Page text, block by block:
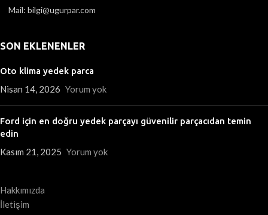
Mail: bilgi@ugurpar.com
SON EKLENENLER
Oto klima yedek parca
Nisan 14, 2026 Yorum yok
Ford için en doğru yedek parçayı güvenilir parçacıdan temin
edin
Kasım 21, 2025 Yorum yok
Hakkımızda
İletişim